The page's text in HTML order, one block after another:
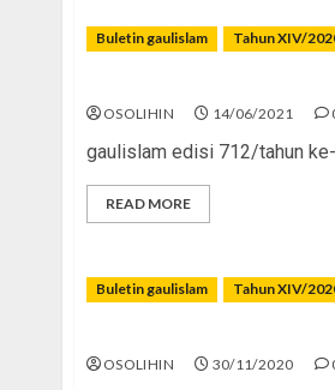
Buletin gaulislam Tahun XIV/
OSOLIHIN 14/06/2021
gaulislam edisi 712/tahun
READ MORE
Buletin gaulislam Tahun XIV/
OSOLIHIN 30/11/2020